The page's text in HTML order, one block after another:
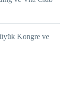
Kongre ve